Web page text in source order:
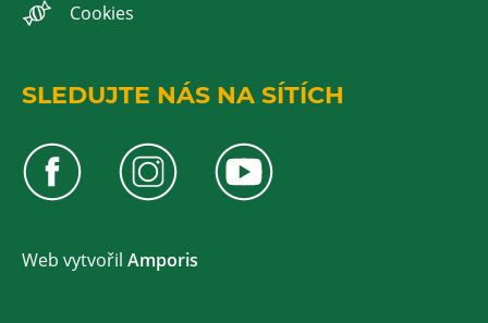
Cookies
SLEDUJTE NÁS NA SÍTÍCH
Web vytvořil Amporis